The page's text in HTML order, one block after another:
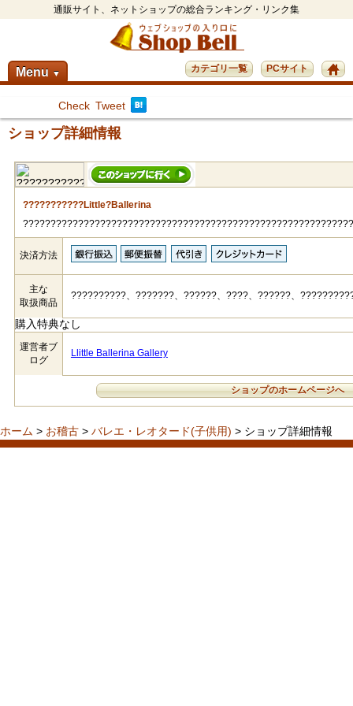
通販サイト、ネットショップの総合ランキング・リンク集
Menu ▼ PCサイト
カテゴリ一覧
Check Tweet
ショップ詳細情報
???????????Little?Ballerina
決済方法
主な
取扱商品
??????????、???????、??????、????、??????、
購入特典なし
運営者ブ
ログ
Llittle Ballerina Gallery
ショップのホームページへ
ホーム > お稽古 > バレエ・レオタード(子供用) > ショップ詳細情報